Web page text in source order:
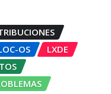
OS
LXDE